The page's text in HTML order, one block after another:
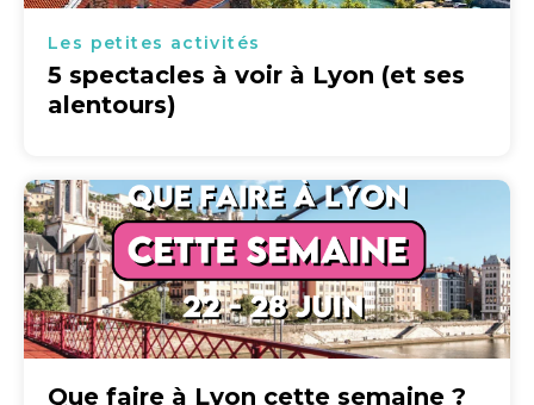
Les petites activités
5 spectacles à voir à Lyon (et ses
alentours)
Que faire à Lyon cette semaine ?